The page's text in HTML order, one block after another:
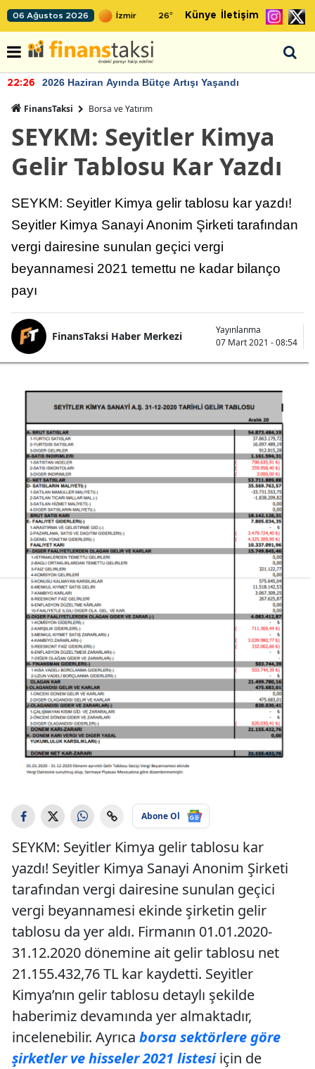
06 Ağustos 2026 26° Künye İletişim
22:26 2026 Haziran Ayında Bütçe Artışı Yaşandı
FinansTaksi Borsa ve Yatırım
SEYKM: Seyitler Kimya
Gelir Tablosu Kar Yazdı
SEYKM: Seyitler Kimya gelir tablosu kar yazdı!
Seyitler Kimya Sanayi Anonim Şirketi tarafından
vergi dairesine sunulan geçici vergi
beyannamesi 2021 temettu ne kadar bilanço
payı
FinansTaksi Haber Merkezi
Yayınlanma
07 Mart 2021 - 08:54
Abone Ol
SEYKM: Seyitler Kimya gelir tablosu kar
yazdı! Seyitler Kimya Sanayi Anonim Şirketi
tarafından vergi dairesine sunulan geçici
vergi beyannamesi ekinde şirketin gelir
tablosu da yer aldı. Firmanın 01.01.2020-
31.12.2020 dönemine ait gelir tablosu net
21.155.432,76 TL kar kaydetti. Seyitler
Kimya’nın gelir tablosu detaylı şekilde
haberimiz devamında yer almaktadır,
incelenebilir. Ayrıca borsa sektörlere göre
şirketler ve hisseler 2021 listesiiçin de